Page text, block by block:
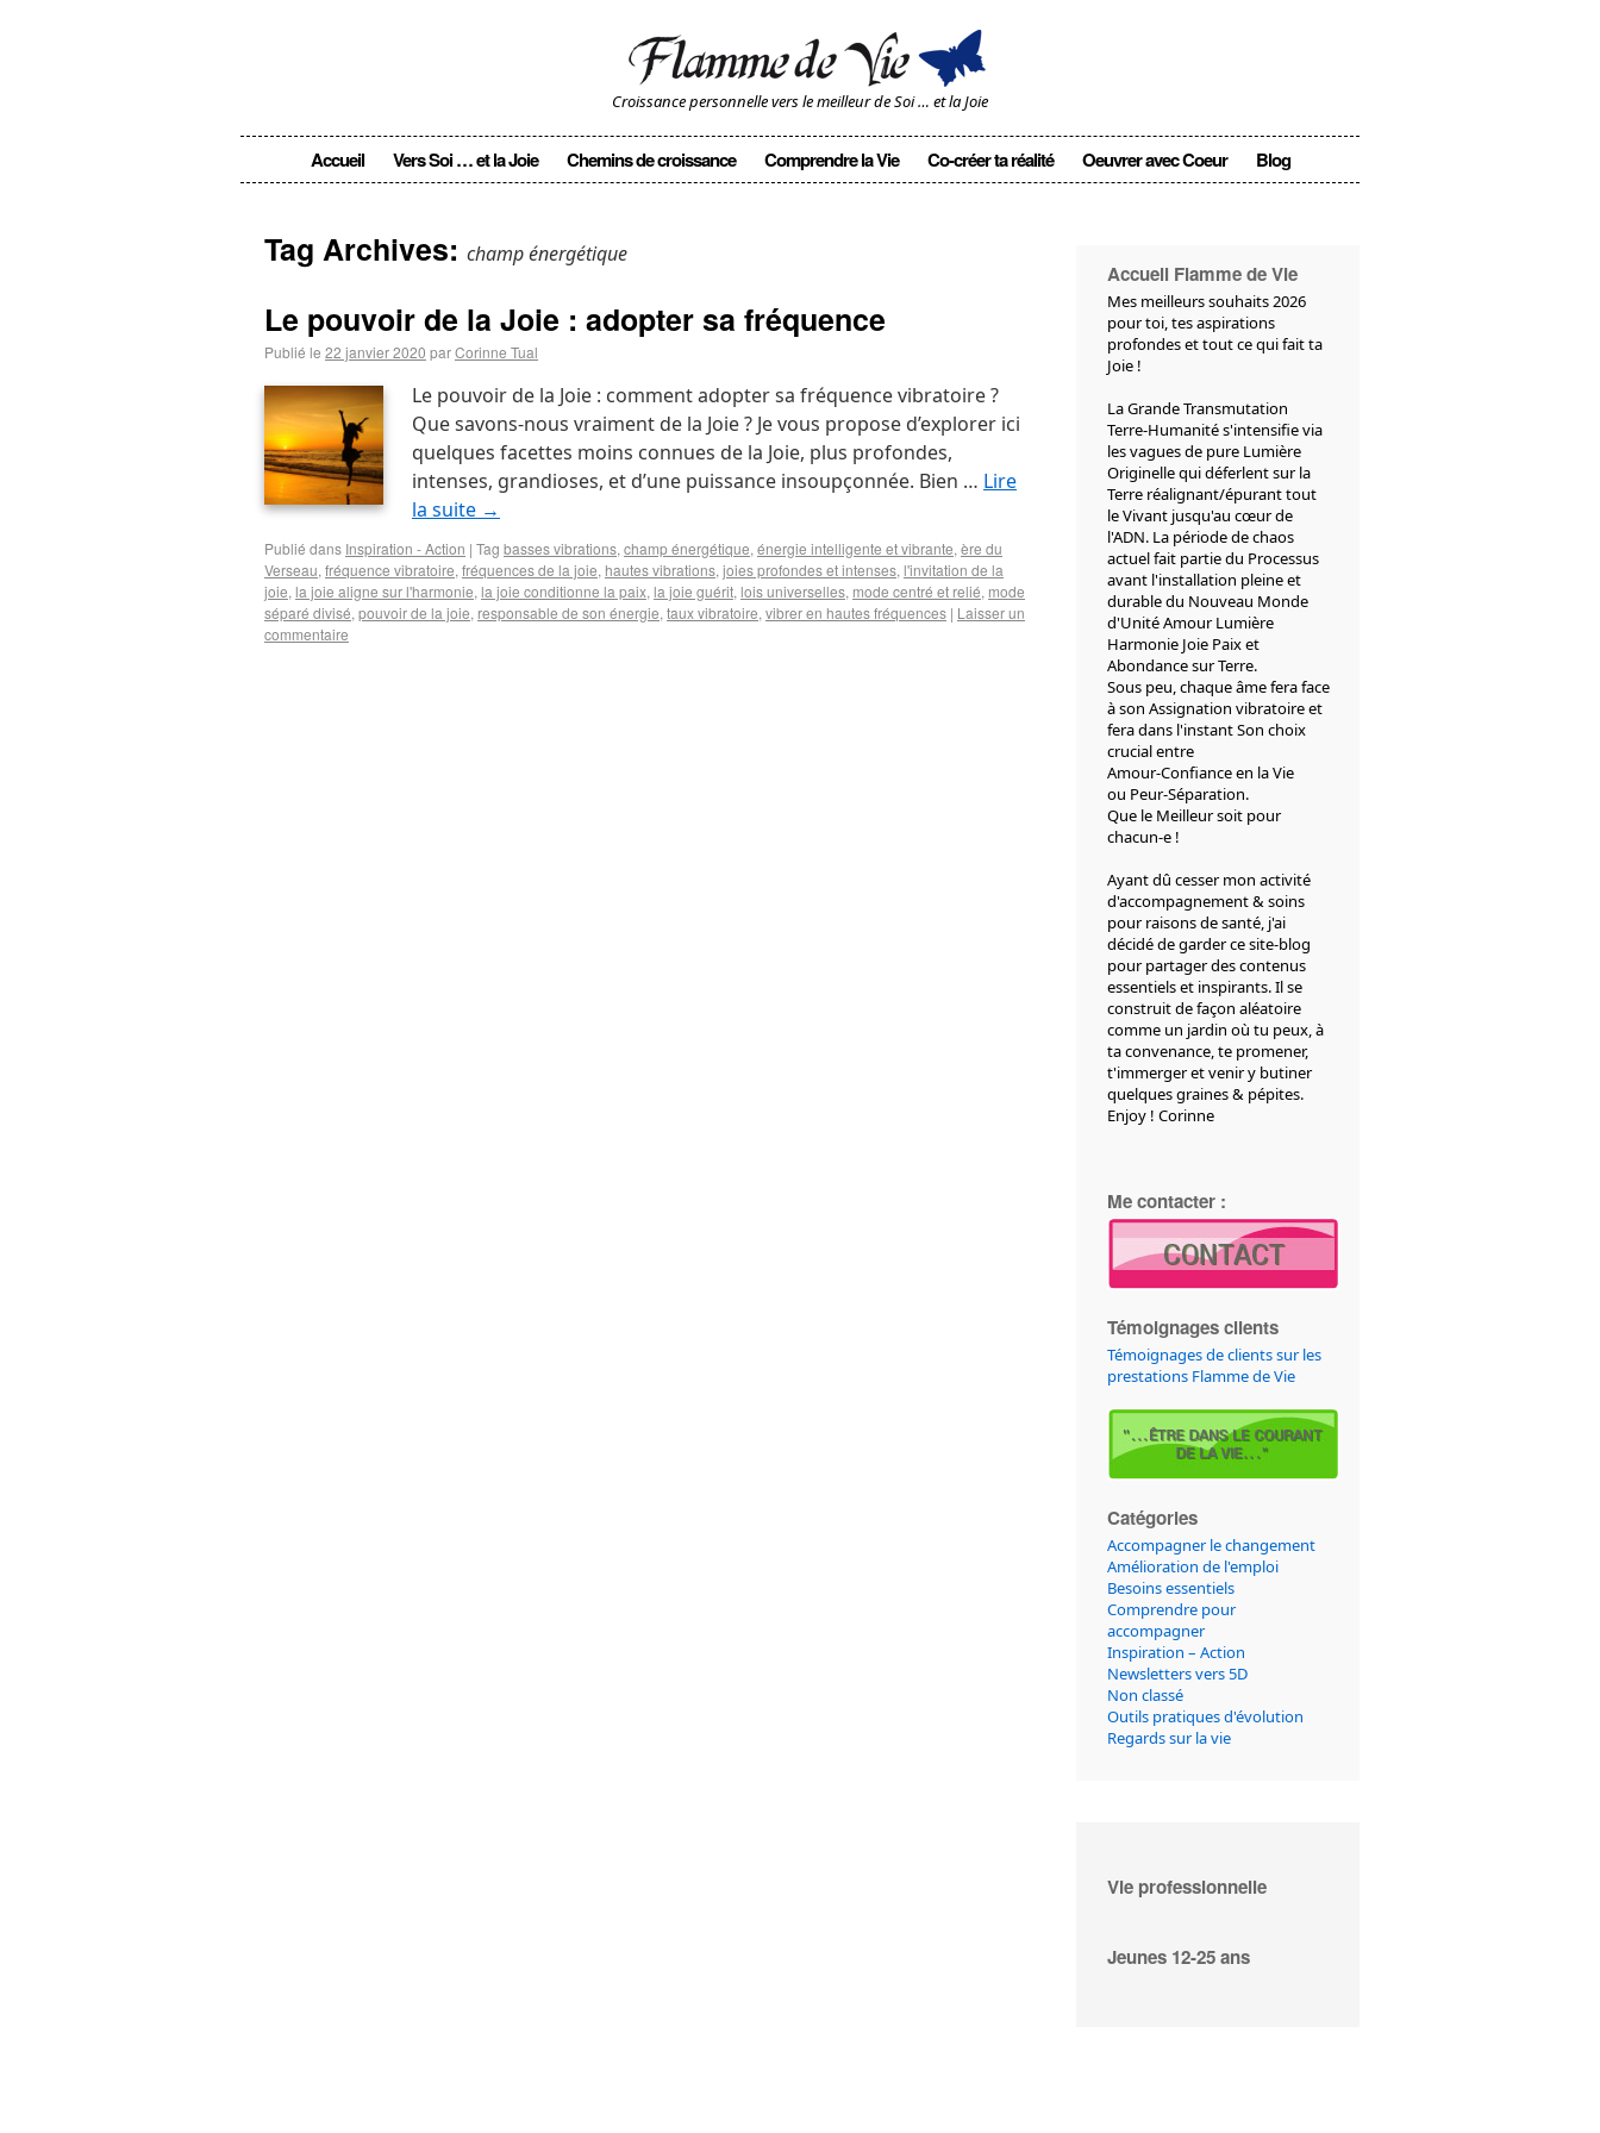
Croissance personnelle vers le meilleur de Soi … et la Joie
Accueil Vers Soi … et la Joie Chemins de croissance Comprendre la Vie Co-créer ta réalité Oeuvrer avec Coeur Blog
Tag Archives: champ énergétique
Le pouvoir de la Joie : adopter sa fréquence
Publié le 22 janvier 2020 parCorinne Tual
Le pouvoir de la Joie : comment adopter sa fréquence vibratoire ?
Que savons-nous vraiment de la Joie ? Je vous propose d’explorer ici
quelques facettes moins connues de la Joie, plus profondes,
intenses, grandioses, et d’une puissance insoupçonnée. Bien … Lire
la suite →
Publié dans Inspiration - Action | Tag basses vibrations, champ énergétique, énergie intelligente et vibrante, ère du
Verseau, fréquence vibratoire, fréquences de la joie, hautes vibrations, joies profondes et intenses, l'invitation de la
joie, la joie aligne sur l'harmonie, la joie conditionne la paix, la joie guérit, lois universelles, mode centré et relié, mode
séparé divisé, pouvoir de la joie, responsable de son énergie, taux vibratoire, vibrer en hautes fréquences | Laisser un
commentaire
Accueil Flamme de Vie
Mes meilleurs souhaits 2026
pour toi, tes aspirations
profondes et tout ce qui fait ta
Joie !
La Grande Transmutation
Terre-Humanité s'intensifie via
les vagues de pure Lumière
Originelle qui déferlent sur la
Terre réalignant/épurant tout
le Vivant jusqu'au cœur de
l'ADN. La période de chaos
actuel fait partie du Processus
avant l'installation pleine et
durable du Nouveau Monde
d'Unité Amour Lumière
Harmonie Joie Paix et
Abondance sur Terre.
Sous peu, chaque âme fera face
à son Assignation vibratoire et
fera dans l'instant Son choix
crucial entre
Amour-Confiance en la Vie
ou Peur-Séparation.
Que le Meilleur soit pour
chacun-e !
Ayant dû cesser mon activité
d'accompagnement & soins
pour raisons de santé, j'ai
décidé de garder ce site-blog
pour partager des contenus
essentiels et inspirants. Il se
construit de façon aléatoire
comme un jardin où tu peux, à
ta convenance, te promener,
t'immerger et venir y butiner
quelques graines & pépites.
Enjoy ! Corinne
Me contacter :
Témoignages clients
Témoignages de clients sur les
prestations Flamme de Vie
Catégories
Accompagner le changement
Amélioration de l'emploi
Besoins essentiels
Comprendre pour
accompagner
Inspiration – Action
Newsletters vers 5D
Non classé
Outils pratiques d'évolution
Regards sur la vie
Vie professionnelle
Jeunes 12-25 ans